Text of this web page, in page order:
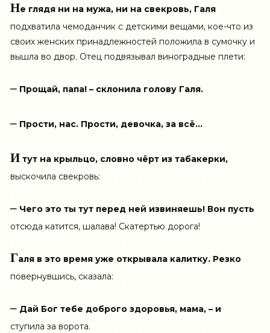
Не глядя ни на мужа, ни на свекровь, Галя
подхватила чемоданчик с детскими вещами, кое-что из
своих женских принадлежностей положила в сумочку и
вышла во двор. Отец подвязывал виноградные плети:
– Прощай, папа! – склонила голову Галя.
– Прости, нас. Прости, девочка, за всё…
И тут на крыльцо, словно чёрт из табакерки,
выскочила свекровь:
– Чего это ты тут перед ней извиняешь! Вон пусть
отсюда катится, шалава! Скатертью дорога!
Галя в это время уже открывала калитку. Резко
повернувшись, сказала:
– Дай Бог тебе доброго здоровья, мама, – и
ступила за ворота.